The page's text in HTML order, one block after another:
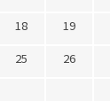
18 19
25 26